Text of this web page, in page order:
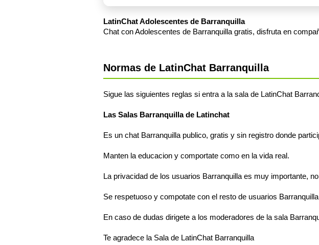
LatinChat Adolescentes de Barranquilla
Chat con Adolescentes de Barranquilla gratis, disfruta en
Normas de LatinChat Barranquilla
Sigue las siguientes reglas si entra a la sala de LatinChat
Las Salas Barranquilla de Latinchat
Es un chat Barranquilla publico, gratis y sin registro donde
Manten la educacion y comportate como en la vida real.
La privacidad de los usuarios Barranquilla es muy importante,
Se respetuoso y compotate con el resto de usuarios
En caso de dudas dirigete a los moderadores de la sala
Te agradece la Sala de LatinChat Barranquilla